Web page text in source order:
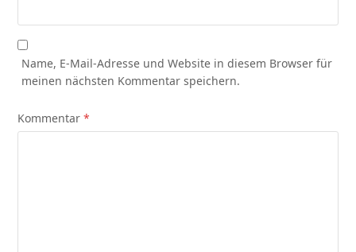
Name, E-Mail-Adresse und Website in diesem Browser für
meinen nächsten Kommentar speichern.
Kommentar*